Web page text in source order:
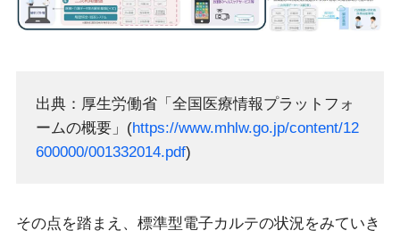
出典：厚生労働省「全国医療情報プラットフォ
ームの概要」(https://www.mhlw.go.jp/content/12
600000/001332014.pdf)
その点を踏まえ、標準型電子カルテの状況をみていき